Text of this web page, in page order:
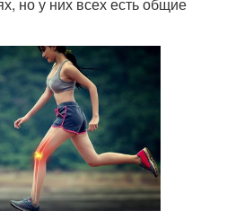
но у них всех есть общие